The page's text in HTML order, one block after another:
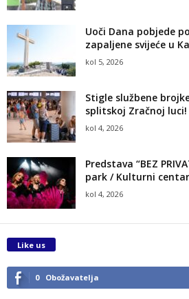
Uoči Dana pobjede
zapaljene svijeće u
kol 5, 2026
Stigle službene
splitskoj Zračnoj
kol 4, 2026
Predstava “BEZ
park / Kulturni
kol 4, 2026
Like us
0 Obožavatelja